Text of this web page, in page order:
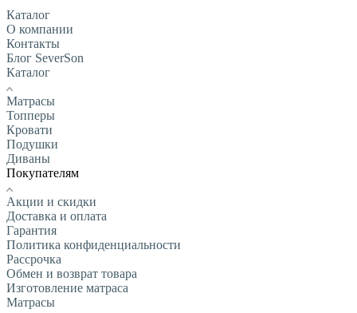
Каталог
О компании
Контакты
Блог SeverSon
Каталог
Матрасы
Топперы
Кровати
Подушки
Диваны
Покупателям
Акции и скидки
Доставка и оплата
Гарантия
Политика конфиденциальности
Рассрочка
Обмен и возврат товара
Изготовление матраса
Матрасы